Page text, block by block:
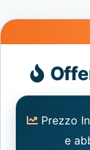
Gas
Prezzo
e